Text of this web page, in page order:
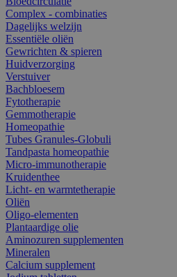
Complex - combinaties
Dagelijks welzijn
Essentiële oliën
Gewrichten & spieren
Huidverzorging
Verstuiver
Bachbloesem
Fytotherapie
Gemmotherapie
Homeopathie
Tubes Granules-Globuli
Tandpasta homeopathie
Micro-immunotherapie
Kruidenthee
Licht- en warmtetherapie
Oliën
Oligo-elementen
Plantaardige olie
Aminozuren supplementen
Mineralen
Calcium supplement